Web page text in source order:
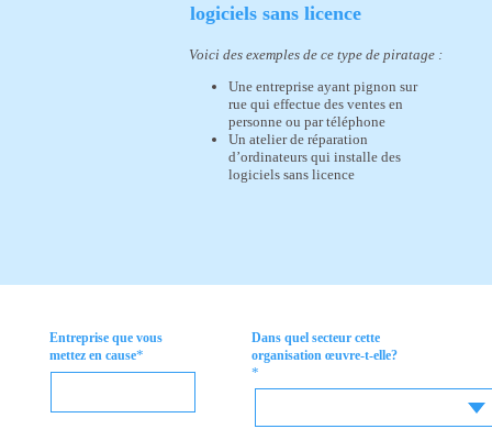
logiciels sans licence
Voici des exemples de ce type de piratage :
Une entreprise ayant pignon sur
rue qui effectue des ventes en
personne ou par téléphone
Un atelier de réparation
d’ordinateurs qui installe des
logiciels sans licence
Entreprise que vous
mettez en cause*
Dans quel secteur cette
organisation œuvre-t-elle?
*